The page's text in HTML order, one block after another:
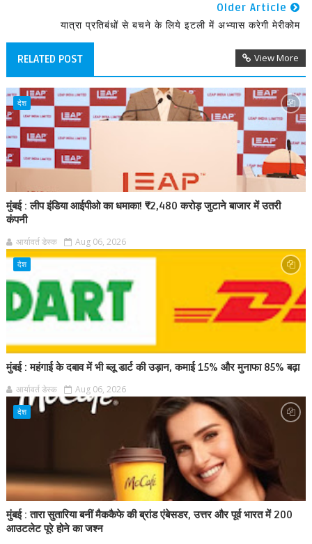
Older Article
यात्रा प्रतिबंधों से बचने के लिये इटली में अभ्यास करेगी मेरीकोम
RELATED POST View More
देश
मुंबई : लीप इंडिया आईपीओ का धमाका! ₹2,480 करोड़ जुटाने बाजार में उतरी
कंपनी
आर्यावर्त डेस्क Aug 06, 2026
देश
मुंबई : महंगाई के दबाव में भी ब्लू डार्ट की उड़ान, कमाई 15% और मुनाफा 85% बढ़ा
आर्यावर्त डेस्क Aug 06, 2026
देश
मुंबई : तारा सुतारिया बनीं मैककैफे की ब्रांड एंबेसडर, उत्तर और पूर्व भारत में 200
आउटलेट पूरे होने का जश्न